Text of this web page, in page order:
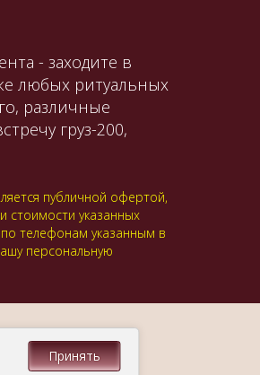
- заходите в
любых ритуальных
различные
груз-200,
публичной офертой,
стоимости указанных
телефонам указанным в
персональную
Принять